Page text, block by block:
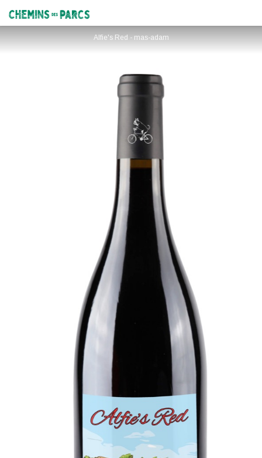
Chemins des Parcs
Alfie's Red - mas-adam